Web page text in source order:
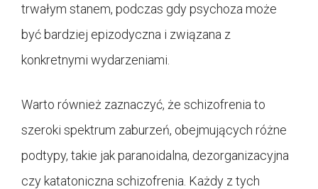
trwałym stanem, podczas gdy psychoza może
być bardziej epizodyczna i związana z
konkretnymi wydarzeniami.
Warto również zaznaczyć, że schizofrenia to
szeroki spektrum zaburzeń, obejmujących różne
podtypy, takie jak paranoidalna, dezorganizacyjna
czy katatoniczna schizofrenia. Każdy z tych